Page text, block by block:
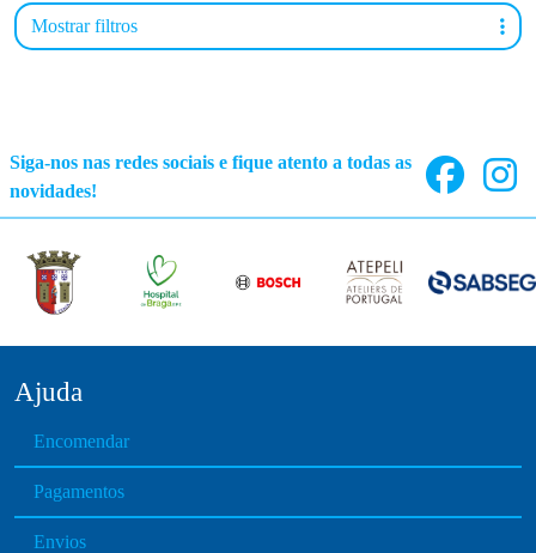
Mostrar filtros
Siga-nos nas redes sociais e fique atento a todas as
novidades!
Ajuda
Encomendar
Pagamentos
Envios